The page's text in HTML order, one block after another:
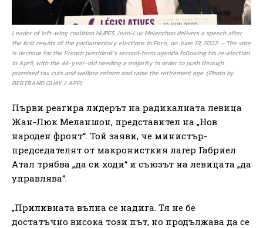
Leader of left-wing coalition NUPES Jean-Luc Melenchon delivers a speech after
the first results of the parliamentary elections in Paris, on June 19, 2022. – The vote
is decisive for the French president’s second-term agenda following his re-election
in April, with the 44-year-old needing a majority in order to push through
promised tax cuts and welfare reform and raise the retirement age. (Photo by
BERTRAND GUAY / AFP)
Първи реагира лидерът на радикалната левица
Жан-Люк Меланшон, представител на „Нов
народен фронт“. Той заяви, че министър-
председателят от макронисткия лагер Габриел
Атал трябва „да си ходи“ и съюзът на левицата „да
управлява“.
„Приливната вълна се надига. Тя не бе
достатъчно висока този път, но продължава да се